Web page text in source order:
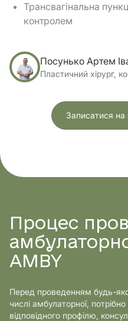
Трансвагінальна
контролем
Посунько Артем
Пластичний хірург,
Записатися на
Процес
AMBY
Перед проведенням будь-
числі амбулаторної,
відповідного профілю,